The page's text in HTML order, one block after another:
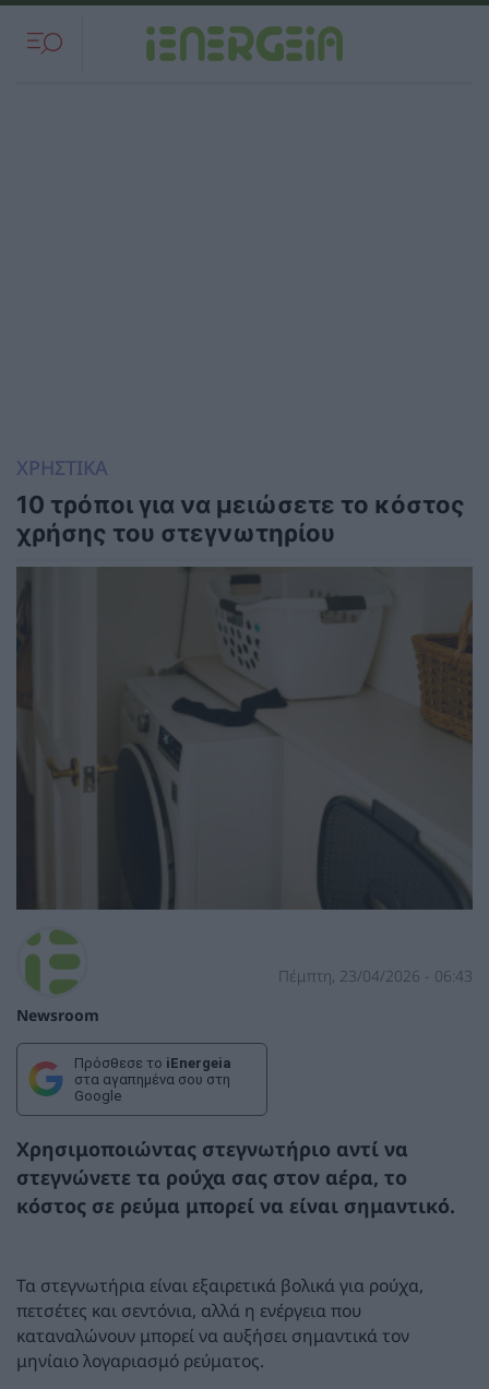
ΧΡΗΣΤΙΚΑ
10 τρόποι για να μειώσετε το κόστος
χρήσης του στεγνωτηρίου
Newsroom
Πέμπτη, 23/04/2026 - 06:43
Πρόσθεσε το iEnergeia
στα αγαπημένα σου στη
Google
Χρησιμοποιώντας στεγνωτήριο αντί να
στεγνώνετε τα ρούχα σας στον αέρα, το
κόστος σε ρεύμα μπορεί να είναι σημαντικό.
Τα στεγνωτήρια είναι εξαιρετικά βολικά για ρούχα,
πετσέτες και σεντόνια, αλλά η ενέργεια που
καταναλώνουν μπορεί να αυξήσει σημαντικά τον
μηνίαιο λογαριασμό ρεύματος.